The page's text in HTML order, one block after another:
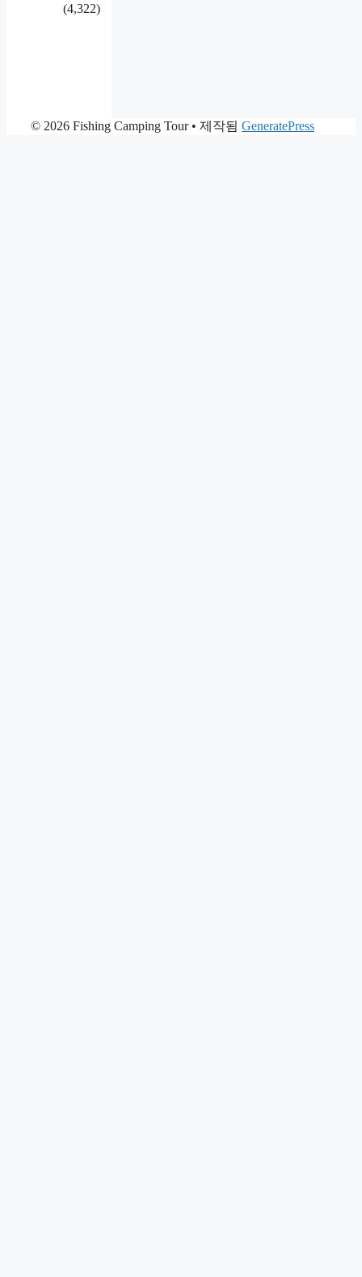
(4,322)
© 2026 Fishing Camping Tour• 제작됨 GeneratePress